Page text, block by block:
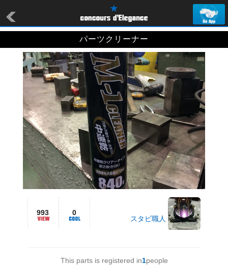
パーツクリーナー
993 0
スタビ職人
This parts is registered in1people